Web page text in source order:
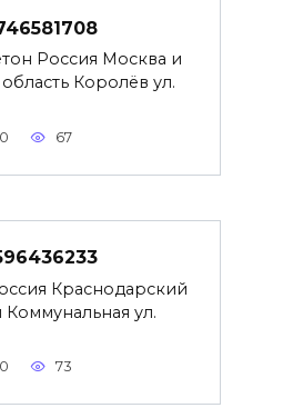
Россия Москва и
Королёв ул.
0 67
Краснодарский
ул.
0 73